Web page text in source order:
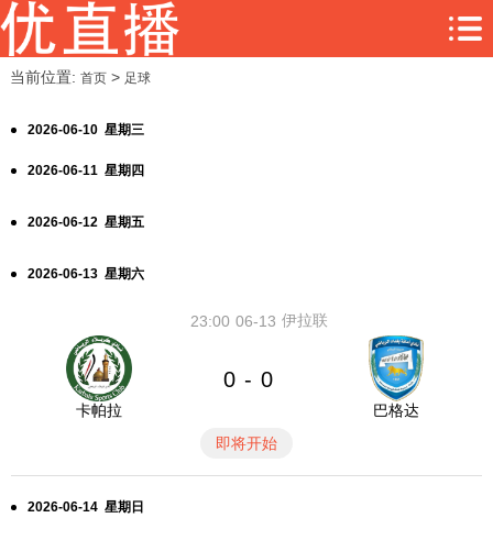
当前位置: 首页> 足球
2026-06-10 星期三
2026-06-11 星期四
2026-06-12 星期五
2026-06-13 星期六
06-13
23:00 伊拉联
卡帕拉
0 - 0
巴格达
即将开始
2026-06-14 星期日